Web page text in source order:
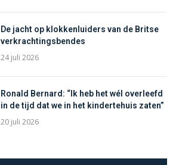
De jacht op klokkenluiders van de Britse
verkrachtingsbendes
24 juli 2026
Ronald Bernard: “Ik heb het wél overleefd
in de tijd dat we in het kindertehuis zaten”
20 juli 2026